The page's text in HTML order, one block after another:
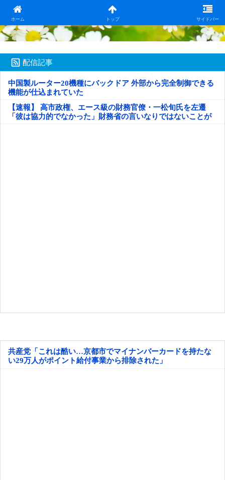
ホーム トップ サイドバー
日本第一！ニュース録
配信記事
中国製ルーター20機種にバックドア 外部から完全制御できる
機能が仕込まれていた
【速報】 高市政権、エース級の財務官僚・一松旬氏を左遷
「彼は協力的でなかった」財務省の言いなりではないことが
判明
共産党「これは酷い…京都市でマイナンバーカードを持たな
い29万人がポイント給付事業から排除された」